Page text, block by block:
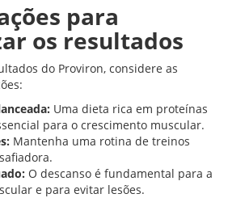
para
os resultados
do Proviron, considere as
Uma dieta rica em proteínas
para o crescimento muscular.
Mantenha uma rotina de treinos
O descanso é fundamental para a
e para evitar lesões.